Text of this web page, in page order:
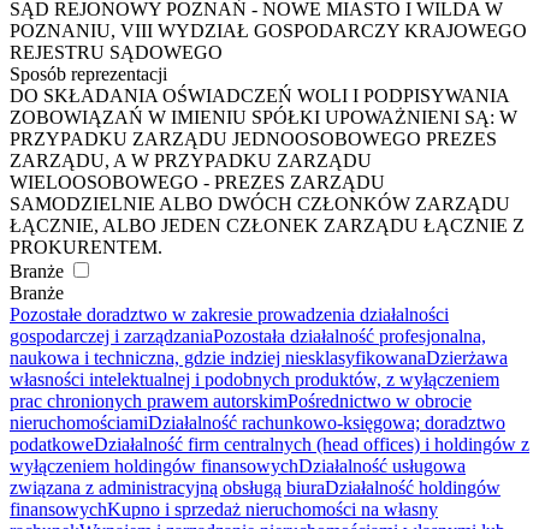
SĄD REJONOWY POZNAŃ - NOWE MIASTO I WILDA W
POZNANIU, VIII WYDZIAŁ GOSPODARCZY KRAJOWEGO
REJESTRU SĄDOWEGO
Sposób reprezentacji
DO SKŁADANIA OŚWIADCZEŃ WOLI I PODPISYWANIA
ZOBOWIĄZAŃ W IMIENIU SPÓŁKI UPOWAŻNIENI SĄ: W
PRZYPADKU ZARZĄDU JEDNOOSOBOWEGO PREZES
ZARZĄDU, A W PRZYPADKU ZARZĄDU
WIELOOSOBOWEGO - PREZES ZARZĄDU
SAMODZIELNIE ALBO DWÓCH CZŁONKÓW ZARZĄDU
ŁĄCZNIE, ALBO JEDEN CZŁONEK ZARZĄDU ŁĄCZNIE Z
PROKURENTEM.
Branże
Branże
Pozostałe doradztwo w zakresie prowadzenia działalności
gospodarczej i zarządzaniaPozostała działalność profesjonalna,
naukowa i techniczna, gdzie indziej niesklasyfikowanaDzierżawa
własności intelektualnej i podobnych produktów, z wyłączeniem
prac chronionych prawem autorskimPośrednictwo w obrocie
nieruchomościamiDziałalność rachunkowo-księgowa; doradztwo
podatkoweDziałalność firm centralnych (head offices) i holdingów z
wyłączeniem holdingów finansowychDziałalność usługowa
związana z administracyjną obsługą biuraDziałalność holdingów
finansowychKupno i sprzedaż nieruchomości na własny